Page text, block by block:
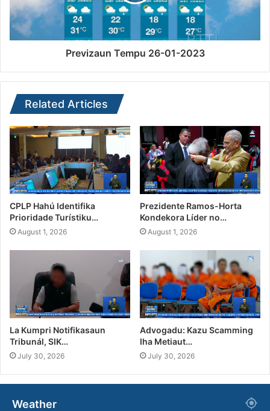
Previzaun Tempu 26-01-2023
Related Articles
CPLP Hahú Identifika
Prioridade Turístiku…
August 1, 2026
Prezidente Ramos-Horta
Kondekora Líder no…
August 1, 2026
La Kumpri Notifikasaun
Tribunál, SIK…
July 30, 2026
Advogadu: Kazu Scamming
Iha Metiaut…
July 30, 2026
Weather